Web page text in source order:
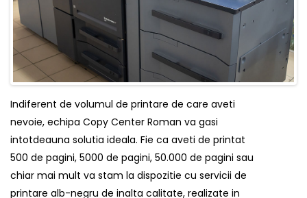
Indiferent de volumul de printare de care aveti
nevoie, echipa Copy Center Roman va gasi
intotdeauna solutia ideala. Fie ca aveti de printat
500 de pagini, 5000 de pagini, 50.000 de pagini sau
chiar mai mult va stam la dispozitie cu servicii de
printare alb-negru de inalta calitate, realizate in